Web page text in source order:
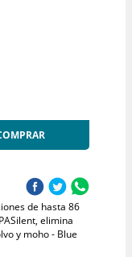
de hasta 86
elimina
y moho - Blue